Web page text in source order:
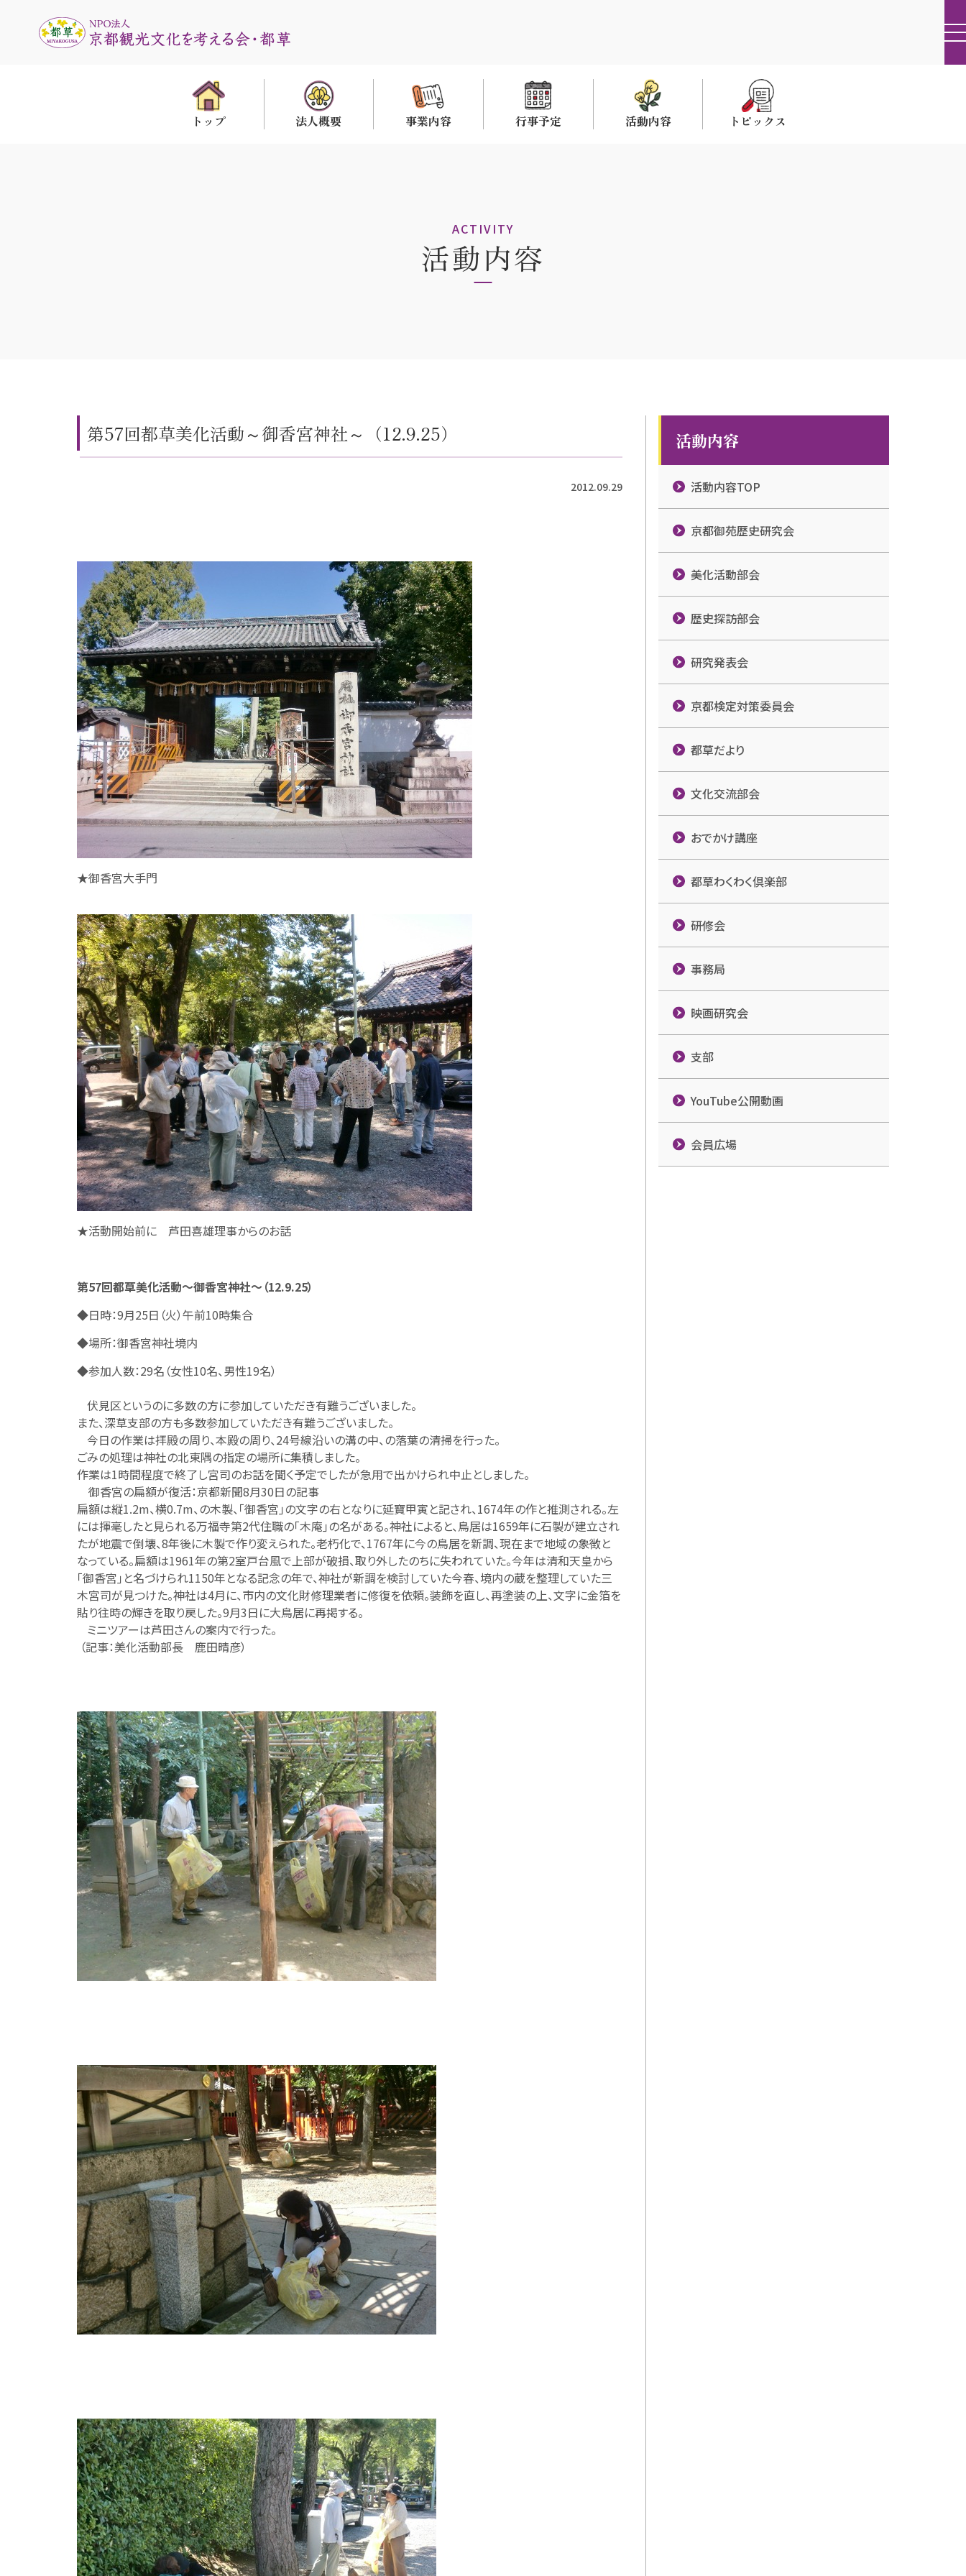
トップ 法人概要 事業内容 行事予定 活動内容 トピックス
ACTIVITY
活動内容
活動内容
活動内容TOP
京都御苑歴史研究会
美化活動部会
歴史探訪部会
研究発表会
京都検定対策委員会
都草だより
文化交流部会
おでかけ講座
都草わくわく倶楽部
研修会
事務局
映画研究会
支部
YouTube公開動画
会員広場
第57回都草美化活動～御香宮神社～（12.9.25）
2012.09.29
★御香宮大手門
★活動開始前に 芦田喜雄理事からのお話
第57回都草美化活動～御香宮神社～（12.9.25）
◆日時：9月25日（火）午前10時集合
◆場所：御香宮神社境内
◆参加人数：29名（女性10名、男性19名）
伏見区というのに多数の方に参加していただき有難うございました。
また、深草支部の方も多数参加していただき有難うございました。
今日の作業は拝殿の周り、本殿の周り、24号線沿いの溝の中、の落葉の清掃を行った。
ごみの処理は神社の北東隅の指定の場所に集積しました。
作業は1時間程度で終了し宮司のお話を聞く予定でしたが急用で出かけられ中止としました。
御香宮の扁額が復活：京都新聞8月30日の記事
扁額は縦1.2m、横0.7m、の木製、｢御香宮｣の文字の右となりに延寶甲寅と記され、1674年の作と推測される。左
には揮毫したと見られる万福寺第2代住職の｢木庵｣の名がある。神社によると、鳥居は1659年に石製が建立され
たが地震で倒壊、8年後に木製で作り変えられた。老朽化で、1767年に今の鳥居を新調、現在まで地域の象徴と
なっている。扁額は1961年の第2室戸台風で上部が破損、取り外したのちに失われていた。今年は清和天皇から
｢御香宮｣と名づけられ1150年となる記念の年で、神社が新調を検討していた今春、境内の蔵を整理していた三
木宮司が見つけた。神社は4月に、市内の文化財修理業者に修復を依頼。装飾を直し、再塗装の上、文字に金箔を
貼り往時の輝きを取り戻した。9月3日に大鳥居に再掲する。
ミニツアーは芦田さんの案内で行った。
（記事：美化活動部長 鹿田晴彦）